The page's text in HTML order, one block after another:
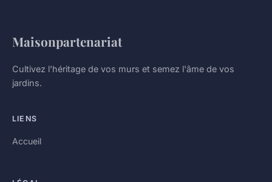
Maisonpartenariat
Cultivez l'héritage de vos murs et semez l'âme de vos
jardins.
LIENS
Accueil